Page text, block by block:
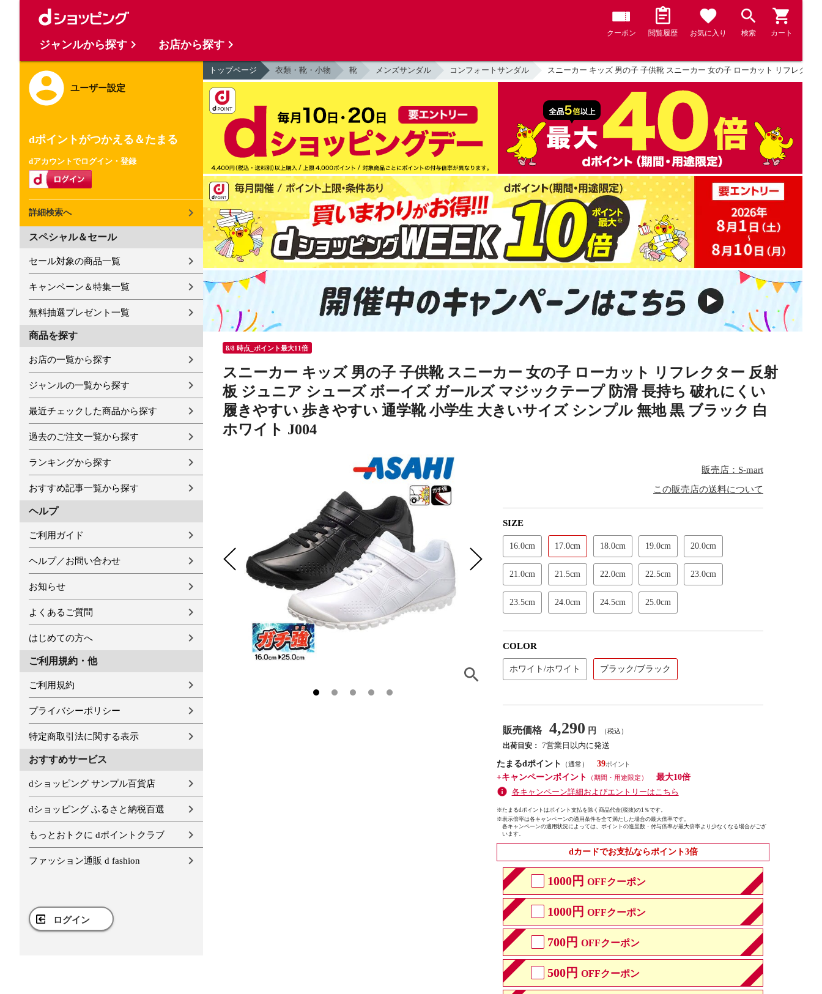
クーポン 閲覧履歴 お気に入り 検索 カート
ユーザー設定
dポイントがつかえる＆たまる
dアカウントでログイン・登録
詳細検索へ
スペシャル＆セール
セール対象の商品一覧
キャンペーン＆特集一覧
無料抽選プレゼント一覧
商品を探す
お店の一覧から探す
ジャンルの一覧から探す
最近チェックした商品から探す
過去のご注文一覧から探す
ランキングから探す
おすすめ記事一覧から探す
ヘルプ
ご利用ガイド
ヘルプ／お問い合わせ
お知らせ
よくあるご質問
はじめての方へ
ご利用規約・他
ご利用規約
プライバシーポリシー
特定商取引法に関する表示
おすすめサービス
dショッピング サンプル百貨店
dショッピング ふるさと納税百選
もっとおトクに dポイントクラブ
ファッション通販 d fashion
ログイン
トップページ 衣類・靴・小物 靴 メンズサンダル コンフォートサンダル スニーカー キッズ 男の子 子供靴 スニーカー 女の子 ローカット リフレク
8/8 時点_ポイント最大11倍
スニーカー キッズ 男の子 子供靴 スニーカー 女の子 ローカット リフレクター 反射
板 ジュニア シューズ ボーイズ ガールズ マジックテープ 防滑 長持ち 破れにくい
履きやすい 歩きやすい 通学靴 小学生 大きいサイズ シンプル 無地 黒 ブラック 白
ホワイト J004
販売店：S-mart
この販売店の送料について
SIZE
16.0cm 17.0cm 18.0cm 19.0cm 20.0cm
21.0cm 21.5cm 22.0cm 22.5cm 23.0cm
23.5cm 24.0cm 24.5cm 25.0cm
COLOR
ホワイト/ホワイト ブラック/ブラック
販売価格 4,290 円 （税込）
出荷目安： 7営業日以内に発送
たまるdポイント
（通常）
39
+キャンペーンポイント
（期間・用途限定）
最大10倍
各キャンペーン詳細およびエントリーはこちら
※たまるdポイントはポイント支払を除く商品代金(税抜)の1％です。
※表示倍率は各キャンペーンの適用条件を全て満たした場合の最大倍率です。
各キャンペーンの適用状況によっては、ポイントの進呈数・付与倍率が最大倍率より少なくなる場合がござ
います。
dカードでお支払ならポイント3倍
1000円 OFFクーポン
1000円 OFFクーポン
700円 OFFクーポン
500円 OFFクーポン
ジャンルから探す お店から探す